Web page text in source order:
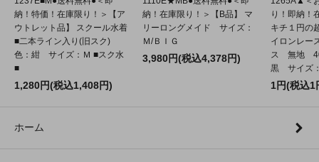
納！特価！在庫限り！＞【ア
ウトレット品】 スクール水着
■二本ライン入り(旧スク)
色：紺 サイズ：Ｍ ■スク水
■
1,280円(税込1,408円)
納！在庫限り！＞【B品】 マ
リーロングメイド サイズ：
Ｍ/ＢＩＧ
3,980円(税込4,378円)
り！即納！
キチ１円の
イロンレー
ス 無地
黒 サイズ
1円(税込1
ホーム